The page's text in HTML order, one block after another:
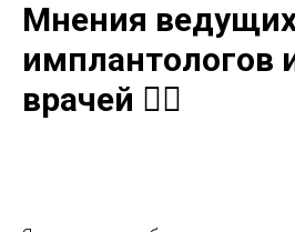
Мнения
имплантологов
врачей 👨‍⚕️